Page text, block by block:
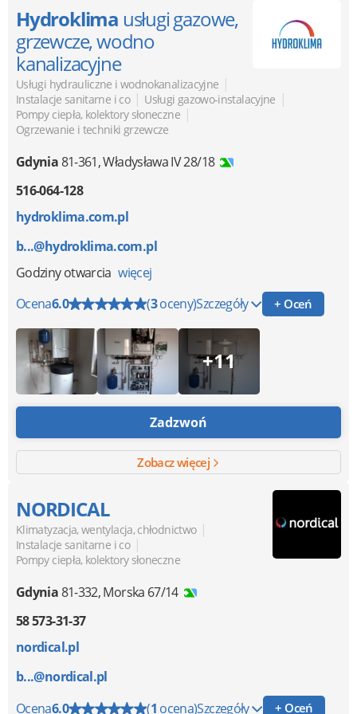
Hydroklima usługi gazowe,
grzewcze, wodno
kanalizacyjne
Usługi hydrauliczne i wodnokanalizacyjne |
Instalacje sanitarne i co | Usługi gazowo-instalacyjne |
Pompy ciepła, kolektory słoneczne |
Ogrzewanie i techniki grzewcze
Gdynia81-361,Władysława IV 28/18
516-064-128
hydroklima.com.pl
b...@hydroklima.com.pl
Godziny otwarcia więcej
Ocena6.0 (3oceny)Szczegóły + Oceń
+11
Zadzwoń
Zobacz więcej
NORDICAL
Klimatyzacja, wentylacja, chłodnictwo |
Instalacje sanitarne i co |
Pompy ciepła, kolektory słoneczne
Gdynia81-332,Morska 67/14
58 573-31-37
nordical.pl
b...@nordical.pl
Ocena6.0 (1 ocena)Szczegóły + Oceń